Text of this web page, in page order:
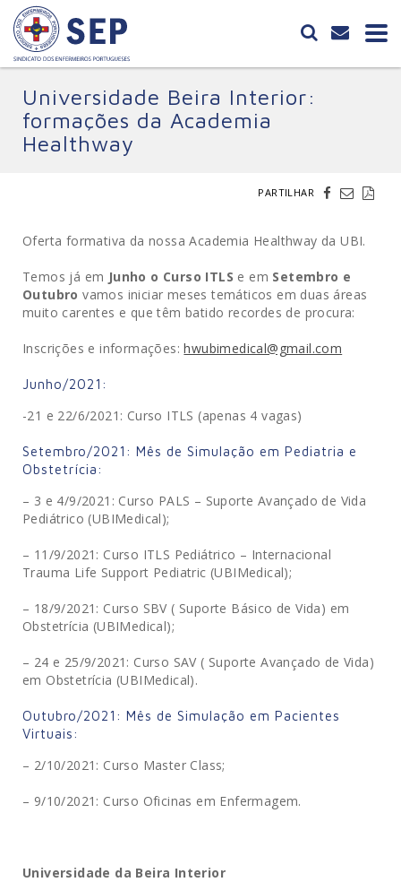
Universidade Beira Interior:
formações da Academia
Healthway
PARTILHAR
Oferta formativa da nossa Academia Healthway da UBI.
Temos já em Junho o Curso ITLS e em Setembro e
Outubro vamos iniciar meses temáticos em duas áreas
muito carentes e que têm batido recordes de procura:
Inscrições e informações:hwubimedical@gmail.com
Junho/2021:
-21 e 22/6/2021: Curso ITLS (apenas 4 vagas)
Setembro/2021: Mês de Simulação em Pediatria e
Obstetrícia:
– 3 e 4/9/2021: Curso PALS – Suporte Avançado de Vida
Pediátrico (UBIMedical);
– 11/9/2021: Curso ITLS Pediátrico – Internacional
Trauma Life Support Pediatric (UBIMedical);
– 18/9/2021: Curso SBV ( Suporte Básico de Vida) em
Obstetrícia (UBIMedical);
– 24 e 25/9/2021: Curso SAV ( Suporte Avançado de Vida)
em Obstetrícia (UBIMedical).
Outubro/2021: Mês de Simulação em Pacientes
Virtuais:
– 2/10/2021: Curso Master Class;
– 9/10/2021: Curso Oficinas em Enfermagem.
Universidade da Beira Interior